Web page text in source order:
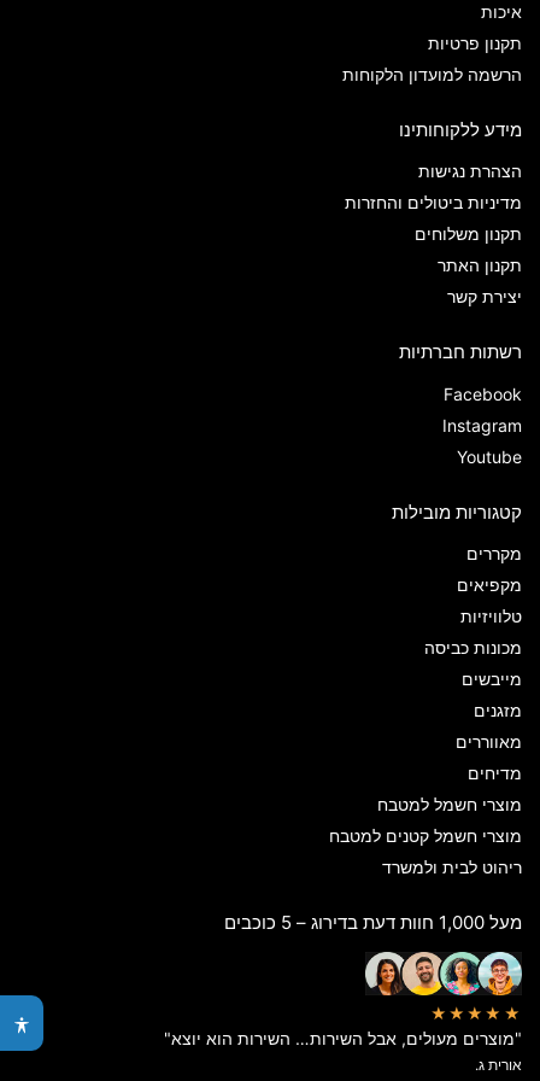
איכות
תקנון פרטיות
הרשמה למועדון הלקוחות
מידע ללקוחותינו
הצהרת נגישות
מדיניות ביטולים והחזרות
תקנון משלוחים
תקנון האתר
יצירת קשר
רשתות חברתיות
Facebook
Instagram
Youtube
קטגוריות מובילות
מקררים
מקפיאים
טלוויזיות
מכונות כביסה
מייבשים
מזגנים
מאווררים
מדיחים
מוצרי חשמל למטבח
מוצרי חשמל קטנים למטבח
ריהוט לבית ולמשרד
מעל 1,000 חוות דעת בדירוג – 5 כוכבים
★★★★★
"מוצרים מעולים, אבל השירות… השירות הוא יוצא"
אורית ג.